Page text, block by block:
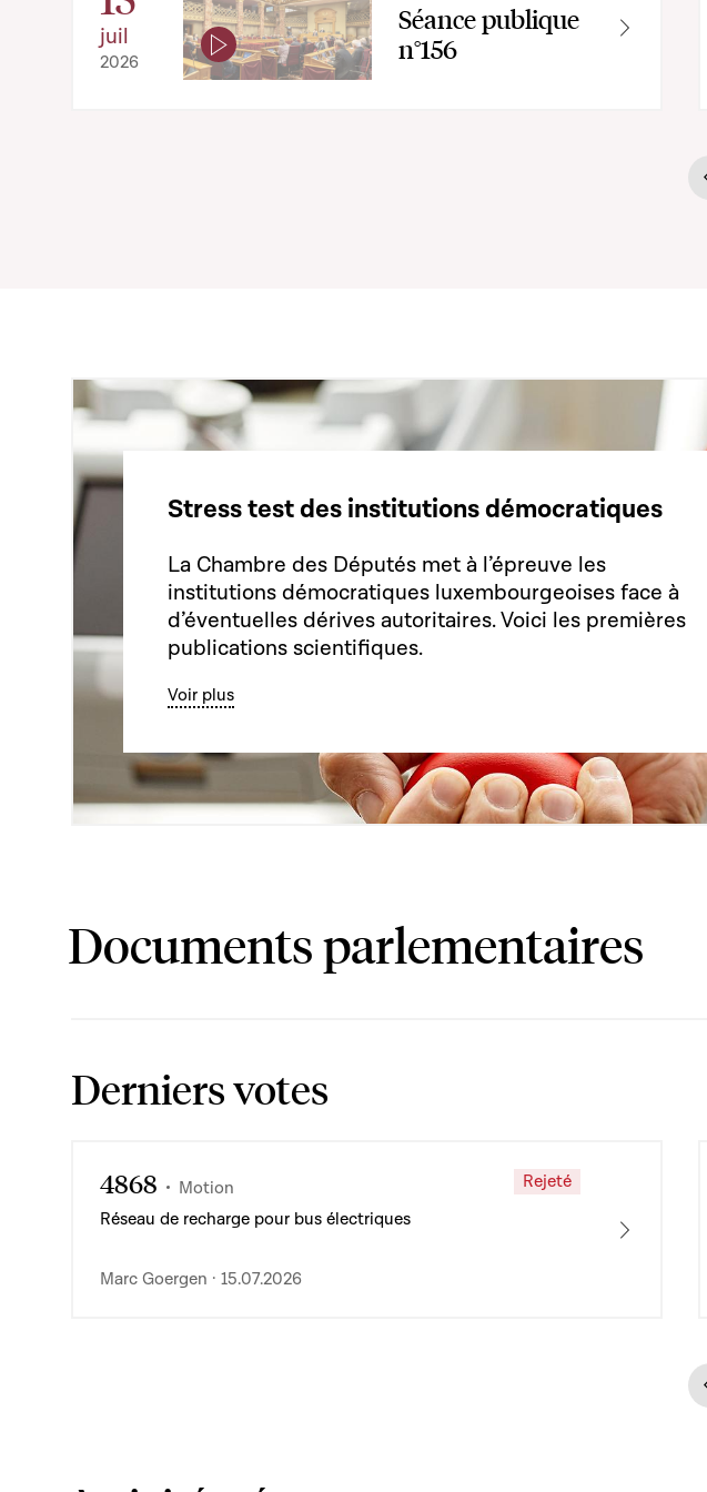
juil
2026
Séance publique
n°156
Stress test des institutions démocratiques
La Chambre des Députés met à l’épreuve les
institutions démocratiques luxembourgeoises face à
d’éventuelles dérives autoritaires. Voici les premières
publications scientifiques.
Voir plus
Documents parlementaires
Derniers votes
4868 Motion
Rejeté
Réseau de recharge pour bus électriques
Marc Goergen · 15.07.2026